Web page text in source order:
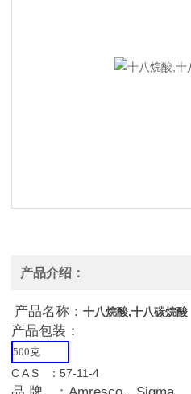
产品介绍：
产品名称： 十八烷酸,十八碳烷酸
产品包装：
500克
C A S ：57-11-4